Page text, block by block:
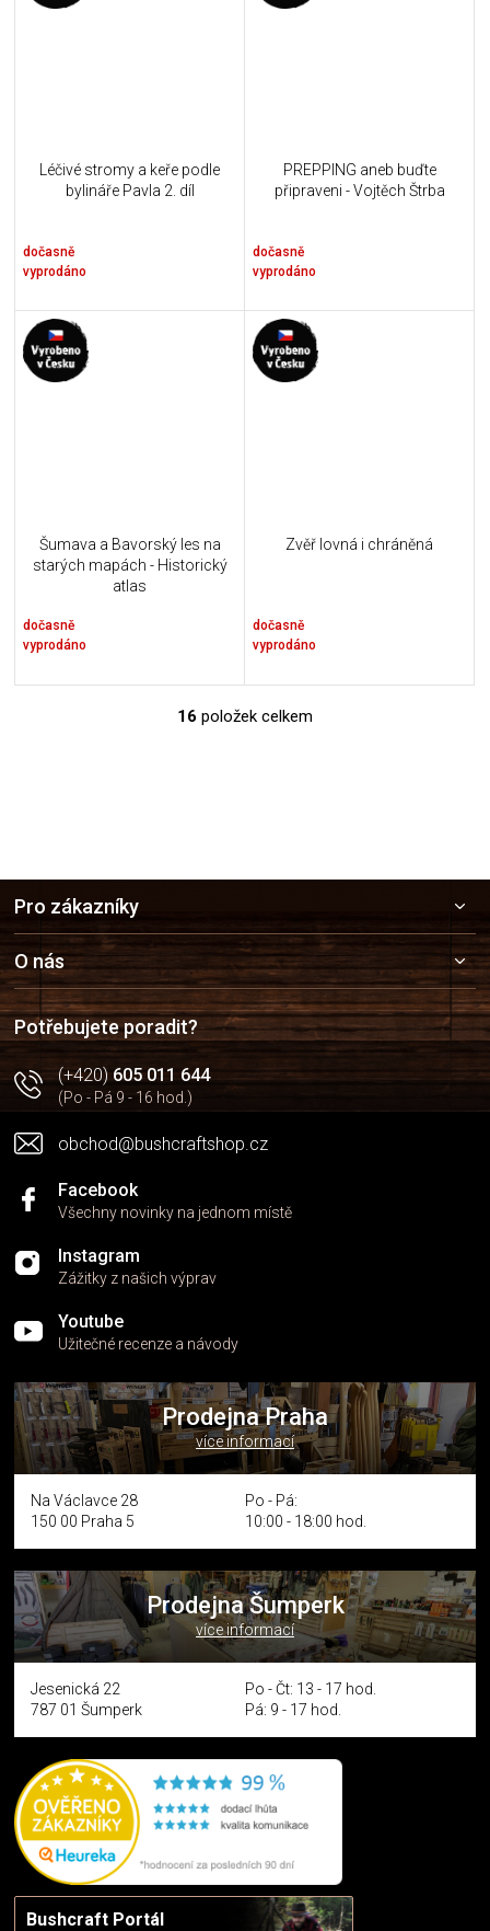
Léčivé stromy a keře podle
bylináře Pavla 2. díl
dočasně
vyprodáno
PREPPING aneb buďte
připraveni - Vojtěch Štrba
dočasně
vyprodáno
Šumava a Bavorský les na
starých mapách - Historický
atlas
dočasně
vyprodáno
Zvěř lovná i chráněná
dočasně
vyprodáno
O
v
k
y
v
ý
p
s
16 položek celkem
a
t
í
Pro zákazníky
O nás
Potřebujete poradit?
(+420)605 011 644
(Po - Pá 9 - 16 hod.)
obchod@bushcraftshop.cz
Facebook
Všechny novinky na jednom místě
Instagram
Zážitky z našich výprav
Youtube
Užitečné recenze a návody
Prodejna Praha
více informací
Na Václavce 28
150 00 Praha 5
Po - Pá:
10:00 - 18:00 hod.
Prodejna Šumperk
více informací
Jesenická 22
787 01 Šumperk
Po - Čt: 13 - 17 hod.
Pá: 9 - 17 hod.
Bushcraft Portál